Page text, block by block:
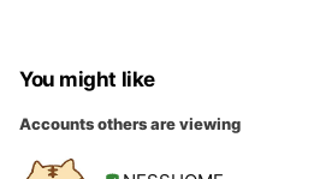
You might like
Accounts others are viewing